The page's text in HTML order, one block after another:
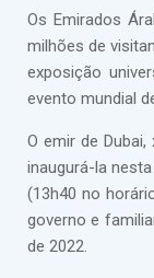
Os Emirados
milhões de
exposição
evento mundial
O emir de
inaugurá-la
(13h40 no
governo e
de 2022.